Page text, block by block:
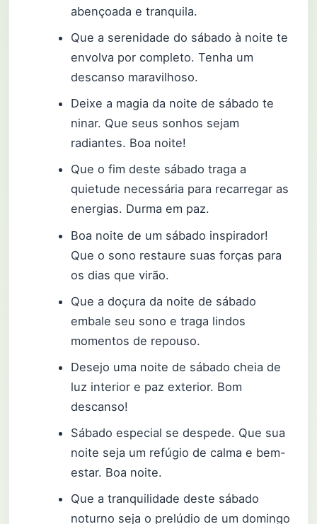
abençoada e tranquila.
Que a serenidade do sábado à noite te
envolva por completo. Tenha um
descanso maravilhoso.
Deixe a magia da noite de sábado te
ninar. Que seus sonhos sejam
radiantes. Boa noite!
Que o fim deste sábado traga a
quietude necessária para recarregar as
energias. Durma em paz.
Boa noite de um sábado inspirador!
Que o sono restaure suas forças para
os dias que virão.
Que a doçura da noite de sábado
embale seu sono e traga lindos
momentos de repouso.
Desejo uma noite de sábado cheia de
luz interior e paz exterior. Bom
descanso!
Sábado especial se despede. Que sua
noite seja um refúgio de calma e bem-
estar. Boa noite.
Que a tranquilidade deste sábado
noturno seja o prelúdio de um domingo